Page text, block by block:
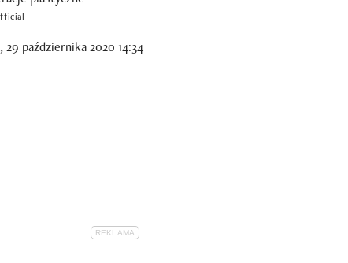
października 2020 14:34